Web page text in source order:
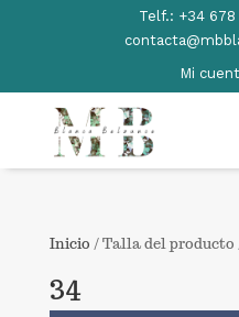
Telf.: +34 678
Mi
Inicio / Talla del producto
34